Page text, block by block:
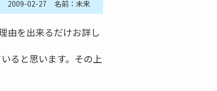
2009-02-27 名前：未来
由を出来るだけお詳し
ると思います。その上